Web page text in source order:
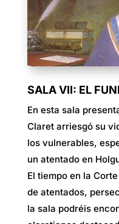
SALA VII: EL
En esta sala
Claret arriesgó su
los vulnerables,
un atentado en
El tiempo en la
de atentados,
la sala podréis